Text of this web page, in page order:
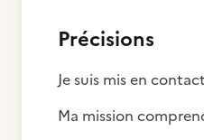
Précisions
Je suis mis en
Ma mission